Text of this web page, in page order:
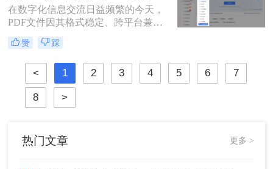
在数字化信息交流日益频繁的今天，
PDF文件因其格式稳定、跨平台兼容
的特性而成为文档分发的首选。然
而，过大的PDF文件常常带来诸多不
便，例如占用过多存储空间、拖慢系
统响应、导致电子邮件附件发送失败
或严重影响网络传输与下载效率。因
此，掌握高效、可靠的pdf压缩技术，
本文将深入探讨多种主流且高效的
赞 踩
< 1 2 3 4 5 6 7
8 >
热门文章 更多 >